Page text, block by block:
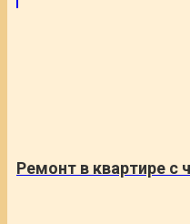
Ремонт в квартире с